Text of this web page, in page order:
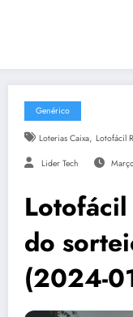
Genérico
Loterias Caixa, Lotofácil
Lider Tech
do
(2024-